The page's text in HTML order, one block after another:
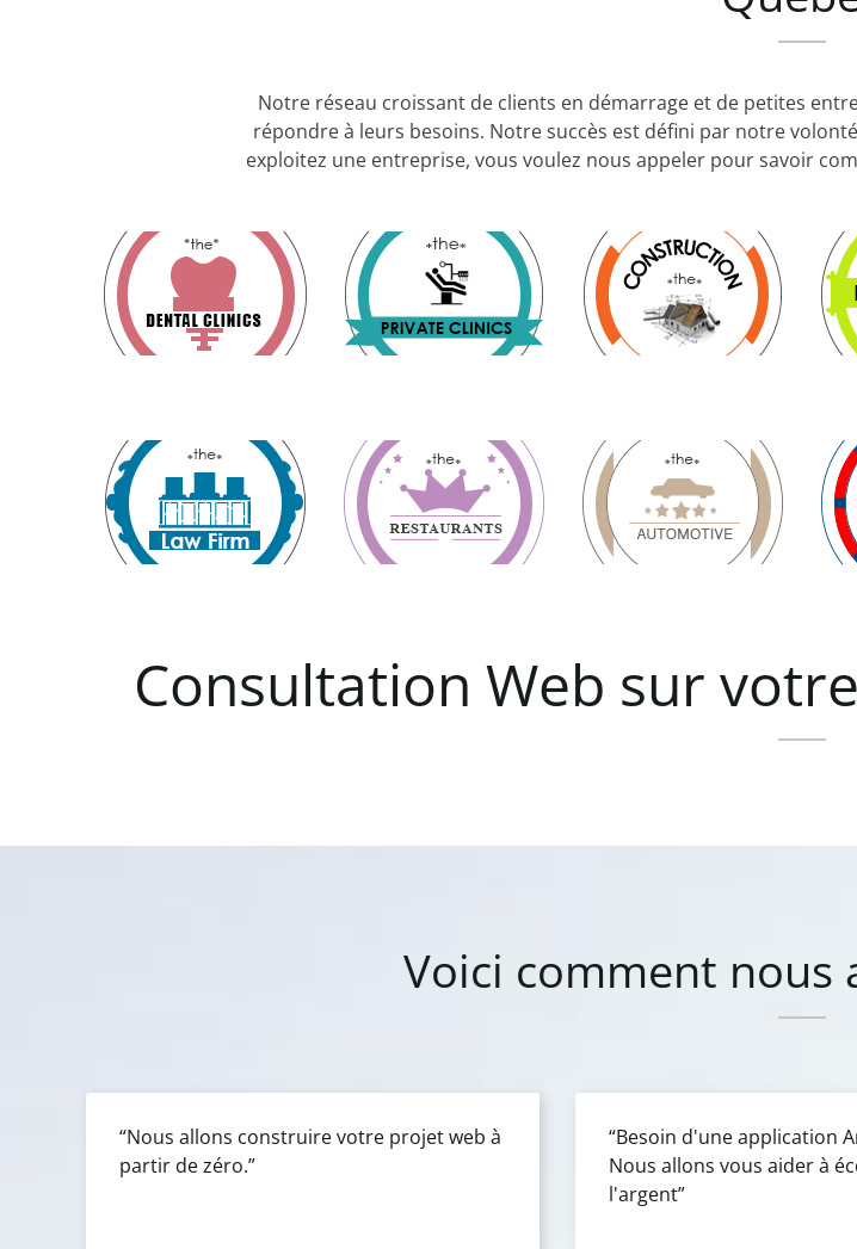
Notre réseau croissant de clients en démarrage et de petites
répondre à leurs besoins. Notre succès est défini par notre
exploitez une entreprise, vous voulez nous appeler pour savoir
Consultation Web sur votre
Voici comment nous
“Nous allons construire votre projet web à
partir de zéro.”
“Besoin d'une application
Nous allons vous aider à
l'argent”